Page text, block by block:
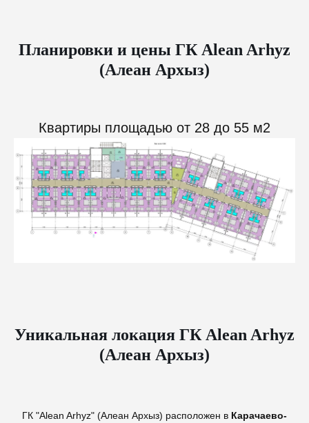
Планировки и цены ГК Alean Arhyz
(Алеан Архыз)
Квартиры площадью от 28 до 55 м2
Уникальная локация ГК Alean Arhyz
(Алеан Архыз)
ГК "Alean Arhyz" (Алеан Архыз) расположен в Карачаево-